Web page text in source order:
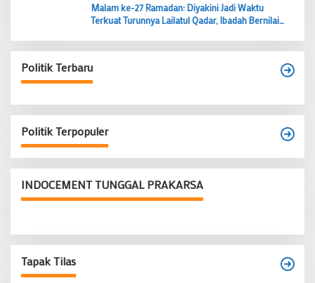
Malam ke-27 Ramadan: Diyakini Jadi Waktu
Terkuat Turunnya Lailatul Qadar, Ibadah Bernilai
Politik Terbaru
Politik Terpopuler
INDOCEMENT TUNGGAL PRAKARSA
Tapak Tilas